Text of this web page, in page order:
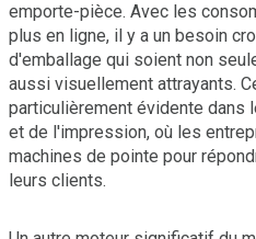
emporte-pièce. Avec les
plus en ligne, il y a un besoin
d'emballage qui soient non
aussi visuellement attrayants.
particulièrement évidente dans
et de l'impression, où les
machines de pointe pour
leurs clients.